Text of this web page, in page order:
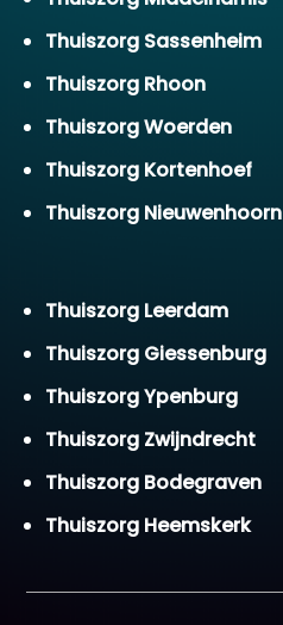
Thuiszorg Sassenheim
Thuiszorg Rhoon
Thuiszorg Woerden
Thuiszorg Kortenhoef
Thuiszorg Nieuwenhoorn
Thuiszorg Leerdam
Thuiszorg Giessenburg
Thuiszorg Ypenburg
Thuiszorg Zwijndrecht
Thuiszorg Bodegraven
Thuiszorg Heemskerk